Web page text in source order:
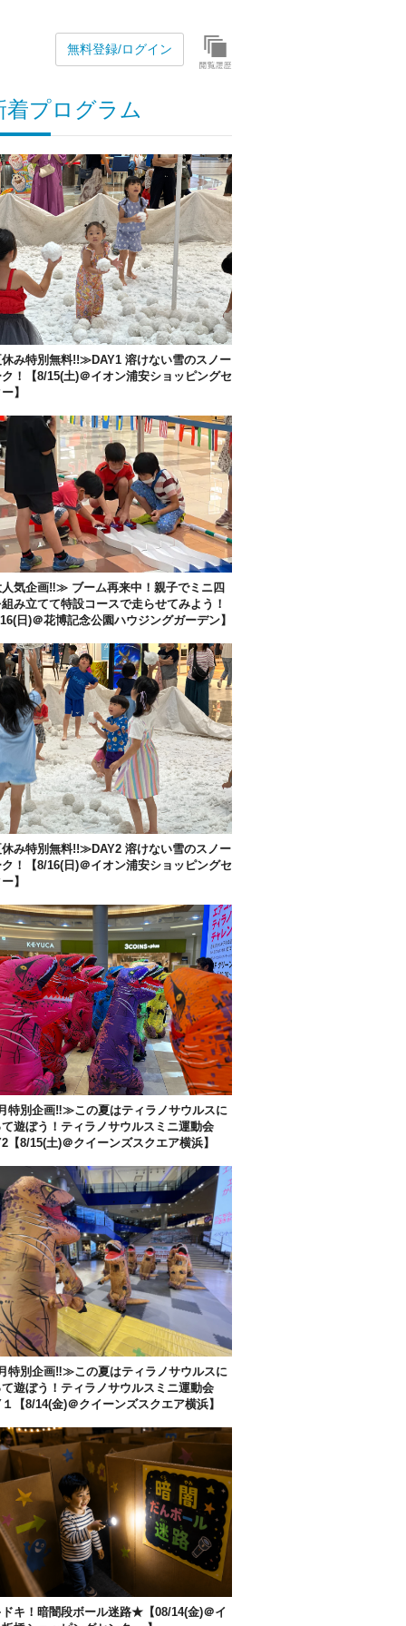
無料登録/ログイン
着プログラム
み特別無料!!≫DAY1 溶けない雪のスノー
！【8/15(土)＠イオン浦安ショッピングセ
】
気企画‼︎≫ ブーム再来中！親子でミニ四
み立てて特設コースで走らせてみよう！
16(日)＠花博記念公園ハウジングガーデン】
み特別無料!!≫DAY2 溶けない雪のスノー
！【8/16(日)＠イオン浦安ショッピングセ
】
特別企画‼︎≫この夏はティラノサウルスに
遊ぼう！ティラノサウルスミニ運動会
【8/15(土)＠クイーンズスクエア横浜】
特別企画‼︎≫この夏はティラノサウルスに
遊ぼう！ティラノサウルスミニ運動会
１【8/14(金)＠クイーンズスクエア横浜】
ドキ！暗闇段ボール迷路★【08/14(金)＠イ